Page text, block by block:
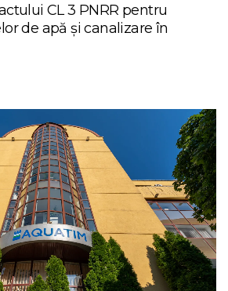
CL 3 PNRR pentru
de apă și canalizare în